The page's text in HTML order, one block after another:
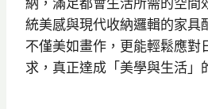
統美感與現代收納邏輯的家具
不僅美如畫作，更能輕鬆應對
求，真正達成「美學與生活」